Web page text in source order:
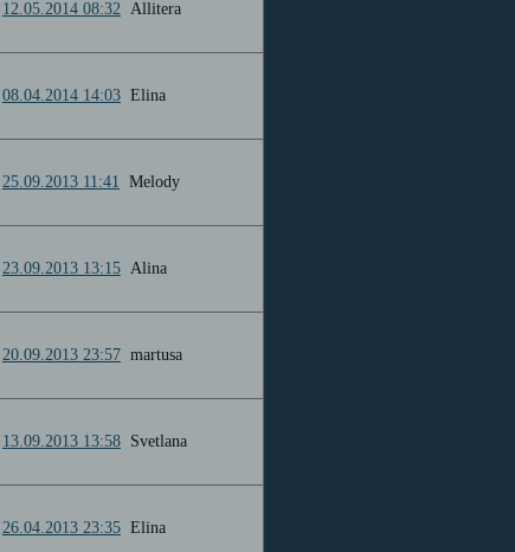
12.05.2014 08:32 Allitera
08.04.2014 14:03 Elina
25.09.2013 11:41 Melody
23.09.2013 13:15 Alina
20.09.2013 23:57 martusa
13.09.2013 13:58 Svetlana
26.04.2013 23:35 Elina